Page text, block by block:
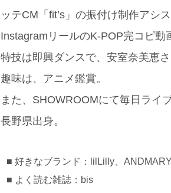
ッテCM「fit’s」の振付け制作アシ
InstagramリールのK-POP完コピ動
特技は即興ダンスで、安室奈美恵
趣味は、アニメ鑑賞。
また、SHOWROOMにて毎日ライ
長野県出身。
好きなブランド：lilLilly、
よく読む雑誌：bis